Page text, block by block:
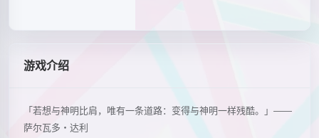
游戏介绍
「若想与神明比肩，唯有一条道路：变得与神明一样残酷。」——
萨尔瓦多・达利